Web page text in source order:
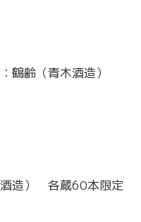
鶴齢（青木酒造）
造） 各蔵60本限定